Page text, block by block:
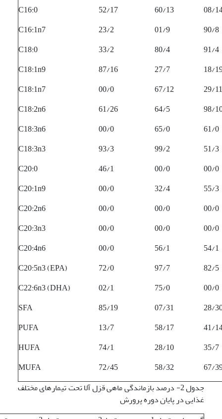
C16:0
52/17 60/13
08/
C16:1n7
23/2 01/9
90/8
C18:0
33/2 80/4
91/4
C18:1n9
87/16 27/7
18/
C18:1n7
00/0 67/12
29/11
C18:2n6
61/26 64/5
98/
C18:3n6
00/0 65/0
61/0
C18:3n3
93/3 99/2
51/3
C20:0
46/1 00/0
00/0
C20:1n9
00/0 32/4
55/3
C20:2n6
00/0 00/0
00/0
C20:3n3
00/0 00/0
00/0
C20:4n6
00/0 56/1
54/1
C20:5n3 (EPA)
72/0 97/7
82/5
C22:6n3 (DHA)
02/1 75/0
00/0
SFA
85/19 07/31
28/
PUFA
13/7 58/17
41/
HUFA
74/1 28/10
35/7
MUFA
72/45 58/32
67/
جدول 2- درصد بازماندگی ماهی قزل آلا تحت تیمارهای مختلف
غذایی در پایان دوره پرورش